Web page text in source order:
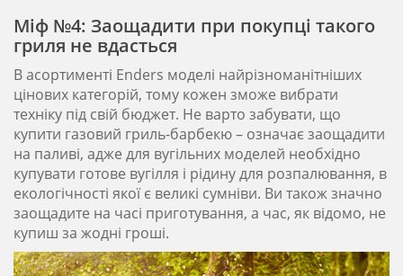
Міф №4: Заощадити при покупці такого
гриля не вдасться
В асортименті Enders моделі найрізноманітніших
цінових категорій, тому кожен зможе вибрати
техніку під свій бюджет. Не варто забувати, що
купити газовий гриль-барбекю – означає заощадити
на паливі, адже для вугільних моделей необхідно
купувати готове вугілля і рідину для розпалювання, в
екологічності якої є великі сумніви. Ви також значно
заощадите на часі приготування, а час, як відомо, не
купиш за жодні гроші.